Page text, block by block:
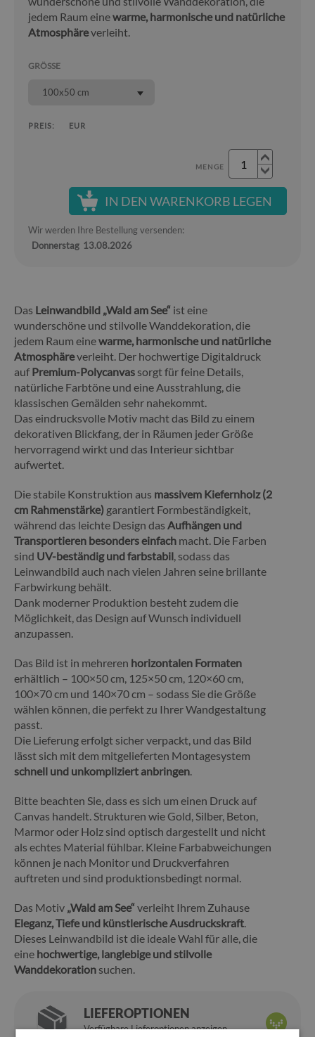
jedem Raum einewarme, harmonische und natürliche
Atmosphäreverleiht.
GRÖSSE
100x50 cm
PREIS: EUR
MENGE
IN DEN WARENKORB LEGEN
Wir werden Ihre Bestellung versenden:
Donnerstag 13.08.2026
Das Leinwandbild „Wald am See“ ist eine
wunderschöne und stilvolle Wanddekoration, die
jedem Raum einewarme, harmonische und natürliche
Atmosphäreverleiht. Der hochwertige Digitaldruck
auf Premium-Polycanvas sorgt für feine Details,
natürliche Farbtöne und eine Ausstrahlung, die
klassischen Gemälden sehr nahekommt.
Das eindrucksvolle Motiv macht das Bild zu einem
dekorativen Blickfang, der in Räumen jeder Größe
hervorragend wirkt und das Interieur sichtbar
aufwertet.
Die stabile Konstruktion aus massivem Kiefernholz (2
cm Rahmenstärke) garantiert Formbeständigkeit,
während das leichte Design das Aufhängen und
Transportieren besonders einfach macht. Die Farben
sind UV-beständig und farbstabil, sodass das
Leinwandbild auch nach vielen Jahren seine brillante
Farbwirkung behält.
Dank moderner Produktion besteht zudem die
Möglichkeit, das Design auf Wunsch individuell
anzupassen.
Das Bild ist in mehreren horizontalen Formaten
erhältlich – 100×50 cm, 125×50 cm, 120×60 cm,
100×70 cm und 140×70 cm – sodass Sie die Größe
wählen können, die perfekt zu Ihrer Wandgestaltung
passt.
Die Lieferung erfolgt sicher verpackt, und das Bild
lässt sich mit dem mitgelieferten Montagesystem
schnell und unkompliziert anbringen.
Bitte beachten Sie, dass es sich um einen Druck auf
Canvas handelt. Strukturen wie Gold, Silber, Beton,
Marmor oder Holz sind optisch dargestellt und nicht
als echtes Material fühlbar. Kleine Farbabweichungen
können je nach Monitor und Druckverfahren
auftreten und sind produktionsbedingt normal.
Das Motiv „Wald am See“ verleiht Ihrem Zuhause
Eleganz, Tiefe und künstlerische Ausdruckskraft.
Dieses Leinwandbild ist die ideale Wahl für alle, die
eine hochwertige, langlebige und stilvolle
Wanddekoration suchen.
LIEFEROPTIONEN
Verfügbare Lieferoptionen anzeigen